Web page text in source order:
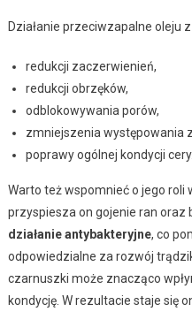
Działanie przeciwzapalne oleju
redukcji zaczerwienień,
redukcji obrzęków,
odblokowywania porów,
zmniejszenia występowania
poprawy ogólnej kondycji cery.
Warto też wspomnieć o jego roli
przyspiesza on gojenie ran oraz
działanie antybakteryjne, co
odpowiedzialne za rozwój
czarnuszki może znacząco
kondycję. W rezultacie staje się